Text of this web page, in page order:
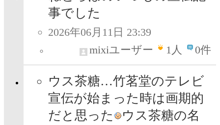
事でした
2026年06月11日 23:39
mixiユーザー
1人 0件
ウス茶糖…竹茗堂のテレビ
宣伝が始まった時は画期的
だと思った
ウス茶糖の名